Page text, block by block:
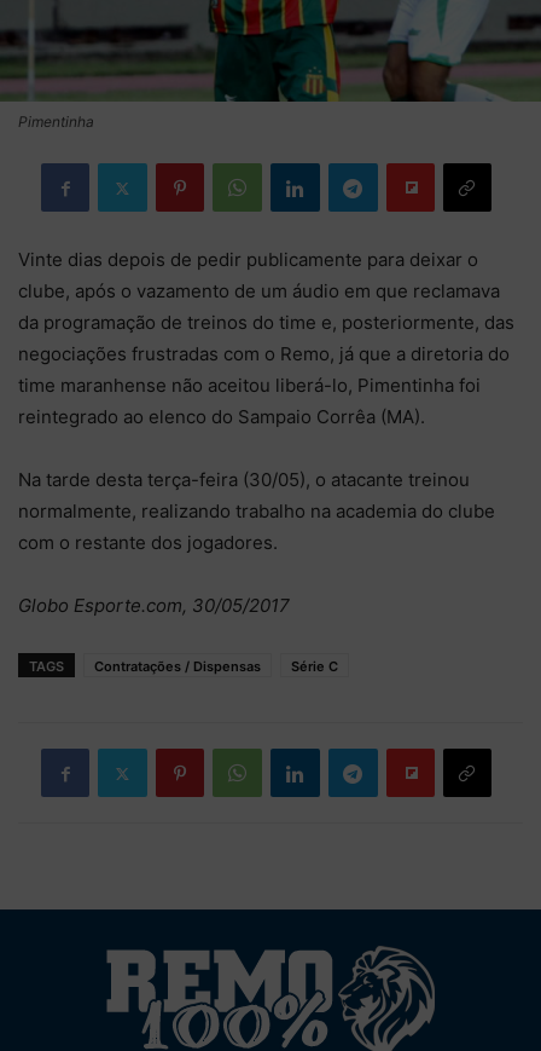
Pimentinha
Vinte dias depois de pedir publicamente para deixar o
clube, após o vazamento de um áudio em que reclamava
da programação de treinos do time e, posteriormente, das
negociações frustradas com o Remo, já que a diretoria do
time maranhense não aceitou liberá-lo, Pimentinha foi
reintegrado ao elenco do Sampaio Corrêa (MA).
Na tarde desta terça-feira (30/05), o atacante treinou
normalmente, realizando trabalho na academia do clube
com o restante dos jogadores.
Globo Esporte.com, 30/05/2017
TAGS Contratações / Dispensas Série C